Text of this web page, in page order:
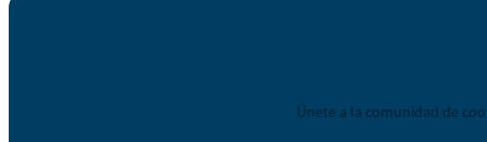
Únete a la comunidad de